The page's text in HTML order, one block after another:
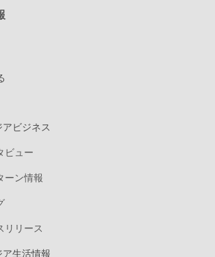
アビジネス
ビュー
ーン情報
リリース
ア生活情報